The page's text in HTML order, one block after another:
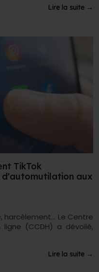
Lire la suite →
TikTok
d'automutilation aux
harcèlement… Le Centre
(CCDH) a dévoilé,
Lire la suite →